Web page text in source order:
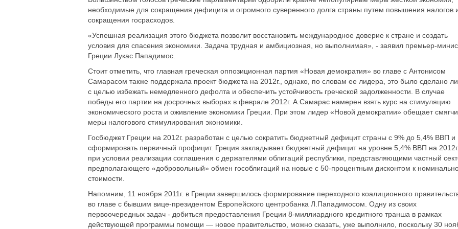
необходимые для сокращения дефицита и огромного суверенного долга страны путем повышения налогов
сокращения госрасходов.
«Успешная реализация этого бюджета позволит восстановить международное доверие к стране и создать
условия для спасения экономики. Задача трудная и амбициозная, но выполнимая», - заявил премьер-
Греции Лукас Пападимос.
Стоит отметить, что главная греческая оппозиционная партия «Новая демократия» во главе с Антонисом
Самарасом также поддержала проект бюджета на 2012г., однако, по словам ее лидера, это было сделано
с целью избежать немедленного дефолта и обеспечить устойчивость греческой задолженности. В случае
победы его партии на досрочных выборах в феврале 2012г. А.Самарас намерен взять курс на стимуляцию
экономического роста и оживление экономики Греции. При этом лидер «Новой демократии» обещает
меры налогового стимулирования экономики.
Госбюджет Греции на 2012г. разработан с целью сократить бюджетный дефицит страны с 9% до 5,4% ВВП и
сформировать первичный профицит. Греция закладывает бюджетный дефицит на уровне 5,4% ВВП на
при условии реализации соглашения с держателями облигаций республики, представляющими частный
предполагающего «добровольный» обмен гособлигаций на новые с 50-процентным дисконтом к
стоимости.
Напомним, 11 ноября 2011г. в Греции завершилось формирование переходного коалиционного
во главе с бывшим вице-президентом Европейского центробанка Л.Пападимосом. Одну из своих
первоочередных задач - добиться предоставления Греции 8-миллиардного кредитного транша в рамках
действующей программы помощи — новое правительство, можно сказать, уже выполнило, поскольку 30